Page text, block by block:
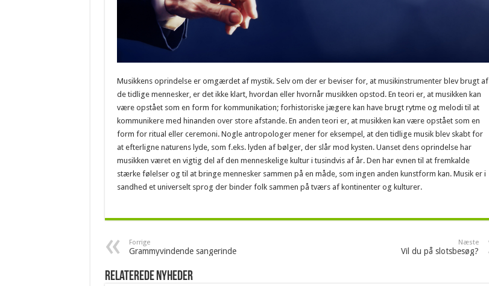
Musikkens oprindelse er omgærdet af mystik. Selv om der er beviser for, at musikinstrumenter blev brugt af
de tidlige mennesker, er det ikke klart, hvordan eller hvornår musikken opstod. En teori er, at musikken kan
være opstået som en form for kommunikation; forhistoriske jægere kan have brugt rytme og melodi til at
kommunikere med hinanden over store afstande. En anden teori er, at musikken kan være opstået som en
form for ritual eller ceremoni. Nogle antropologer mener for eksempel, at den tidlige musik blev skabt for
at efterligne naturens lyde, som f.eks. lyden af bølger, der slår mod kysten. Uanset dens oprindelse har
musikken været en vigtig del af den menneskelige kultur i tusindvis af år. Den har evnen til at fremkalde
stærke følelser og til at bringe mennesker sammen på en måde, som ingen anden kunstform kan. Musik er i
sandhed et universelt sprog der binder folk sammen på tværs af kontinenter og kulturer.
Forrige
Grammyvindende sangerinde
Næste
Vil du på slotsbesøg?
Relaterede nyheder